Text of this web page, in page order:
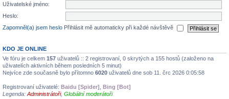
Uživatelské jméno:
Heslo:
Zapomněl(a) jsem heslo Přihlásit mě automaticky při každé návštěvě
KDO JE ONLINE
Ve fóru je celkem 157 uživatelů :: 2 registrovaní, 0 skrytých a 155 hostů (založeno na
uživatelích aktivních během posledních 5 minut)
Nejvíce zde současně bylo přítomno 6020 uživatelů dne sob 11. črc 2026 0:05:58
Registrovaní uživatelé: Baidu [Spider] Bing [Bot]
Legenda: Administrátoři, Globální moderátoři